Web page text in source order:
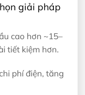
giải pháp
cao hơn ~15–
tiết kiệm hơn.
phí điện, tăng